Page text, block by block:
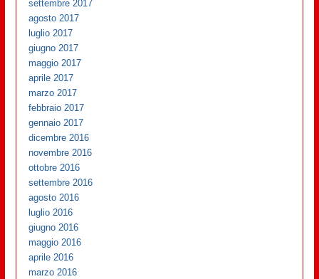
settembre 2017
agosto 2017
luglio 2017
giugno 2017
maggio 2017
aprile 2017
marzo 2017
febbraio 2017
gennaio 2017
dicembre 2016
novembre 2016
ottobre 2016
settembre 2016
agosto 2016
luglio 2016
giugno 2016
maggio 2016
aprile 2016
marzo 2016